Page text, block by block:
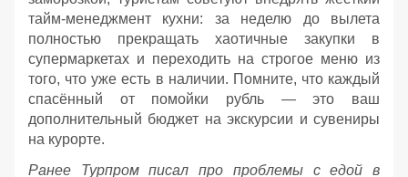
тайм-менеджмент кухни: за неделю до вылета
полностью прекращать хаотичные закупки в
супермаркетах и переходить на строгое меню из
того, что уже есть в наличии. Помните, что каждый
спасённый от помойки рубль — это ваш
дополнительный бюджет на экскурсии и сувениры
на курорте.
Ранее Турпром писал про проблемы с едой в